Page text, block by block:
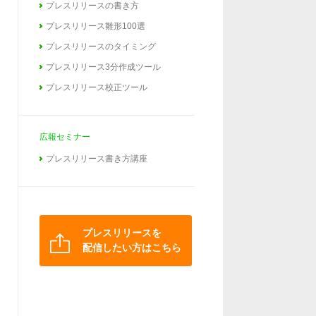
プレスリリースの書き方
プレスリリース雛形100選
プレスリリースのタイミング
プレスリリース3分作成ツール
プレスリリース校正ツール
広報セミナー
プレスリリース書き方講座
プレスリリースを
配信したい方はこちら